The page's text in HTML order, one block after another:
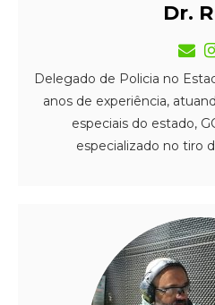
Dr.
Delegado de Policia no
anos de experiência,
especiais do estado,
especializado no tiro